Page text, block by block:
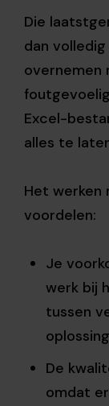
Die
dan
overnemen
Excel-
alles te
Het werken
voordelen:
Je
werk bij
tussen
De
omdat